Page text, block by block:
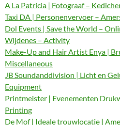
A La Patricia | Fotograaf –
Taxi DA | Personenvervoer –
Dol Events | Save the World –
Wijdenes – Activity
Make-Up and Hair Artist Enya |
Miscellaneous
JB Soundanddivision | Licht en
Equipment
Printmeister | Evenementen
Printing
De Mof | Ideale trouwlocatie |